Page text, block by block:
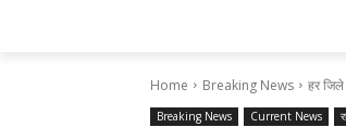
Home Breaking News हर
Breaking News Current News